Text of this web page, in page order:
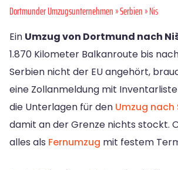
Dortmunder Umzugsunternehmen»Serbien» Nis
Ein Umzug von Dortmund nach
1.870 Kilometer Balkanroute bis
Serbien nicht der EU angehört,
eine Zollanmeldung mit
die Unterlagen für den Umzug nach
damit an der Grenze nichts stockt.
alles als Fernumzug mit festem